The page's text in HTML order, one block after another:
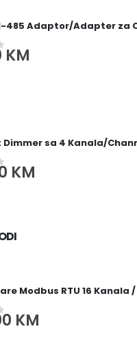
485 Adaptor/Adapter za
5
KM
sa 4 Kanala/
5KM
Modbus RTU 16
5 KM